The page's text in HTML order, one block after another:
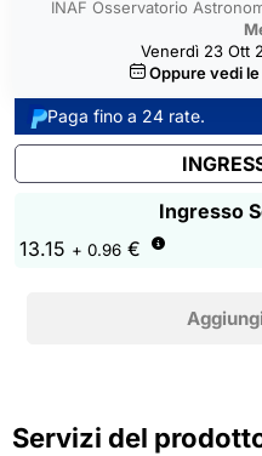
INAF Osservatorio
Venerdì 23 Ott
Oppure vedi
Paga fino a 24 rate.
Ingresso
13.15 + 0.96 €
Servizi del